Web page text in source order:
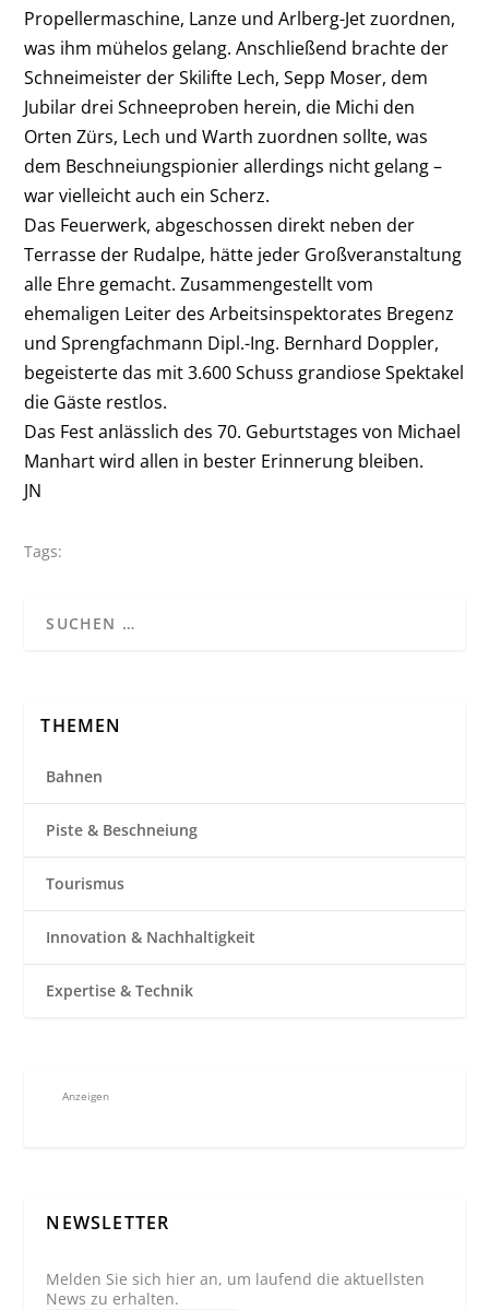
Propellermaschine, Lanze und Arlberg-Jet zuordnen,
was ihm mühelos gelang. Anschließend brachte der
Schneimeister der Skilifte Lech, Sepp Moser, dem
Jubilar drei Schneeproben herein, die Michi den
Orten Zürs, Lech und Warth zuordnen sollte, was
dem Beschneiungspionier allerdings nicht gelang –
war vielleicht auch ein Scherz.
Das Feuerwerk, abgeschossen direkt neben der
Terrasse der Rudalpe, hätte jeder Großveranstaltung
alle Ehre gemacht. Zusammengestellt vom
ehemaligen Leiter des Arbeitsinspektorates Bregenz
und Sprengfachmann Dipl.-Ing. Bernhard Doppler,
begeisterte das mit 3.600 Schuss grandiose Spektakel
die Gäste restlos.
Das Fest anlässlich des 70. Geburtstages von Michael
Manhart wird allen in bester Erinnerung bleiben.
JN
Tags:
THEMEN
Bahnen
Piste & Beschneiung
Tourismus
Innovation & Nachhaltigkeit
Expertise & Technik
Anzeigen
NEWSLETTER
Melden Sie sich hier an, um laufend die aktuellsten
News zu erhalten.